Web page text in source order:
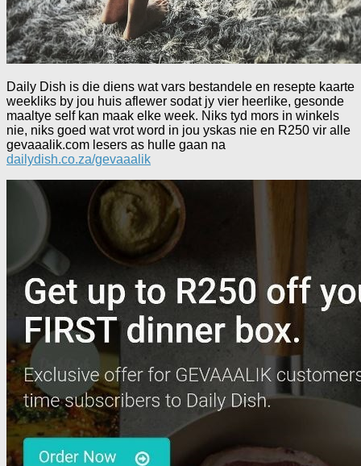
Daily Dish is die diens wat vars bestandele en resepte kaarte
weekliks by jou huis aflewer sodat jy vier heerlike, gesonde
maaltye self kan maak elke week. Niks tyd mors in winkels
nie, niks goed wat vrot word in jou yskas nie en R250 vir alle
gevaaalik.com lesers as hulle gaan na
dailydish.co.za/gevaaalik